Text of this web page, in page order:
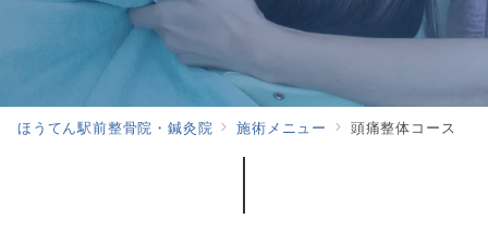
ほうてん駅前整骨院・鍼灸院 施術メニュー 頭痛整体コース